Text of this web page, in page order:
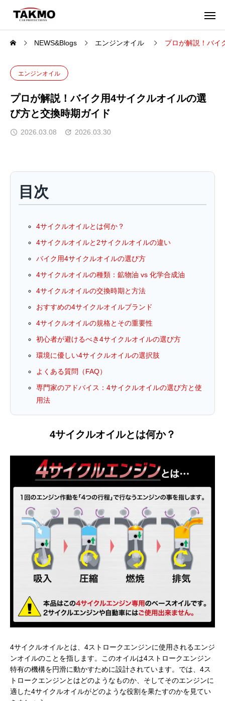
NEWS&Blogs エンジンオイル プロが解説！バイ
エンジンオイル
プロが解説！バイク用4サイクルオイルの選
び方と交換時期ガイド
2026.03.08 2026.03.30
目次
4サイクルオイルとは何か？
4サイクルオイルと2サイクルオイルの違い
バイク用4サイクルオイルの選び方
4サイクルオイルの種類：鉱物油 vs 化学合成油
4サイクルオイルの交換時期と方法
おすすめの4サイクルオイルブランド
4サイクルオイルの規格とその重要性
初心者が避けるべき4サイクルオイルの選び方
環境に優しい4サイクルオイルの選択肢
よくある質問（FAQ）
専門家のアドバイス：4サイクルオイルの選び方と使
用法
4サイクルオイルとは何か？
4サイクルオイルとは、4ストロークエンジンに使用されるエンジ
ンオイルのことを指します。このオイルは4ストロークエンジン
特有の機構を円滑に動かすために設計されています。では、4ス
トロークエンジンとはどのようなものか、そしてそのエンジンに
適した4サイクルオイルがどのような役割を果たすのかを見てい